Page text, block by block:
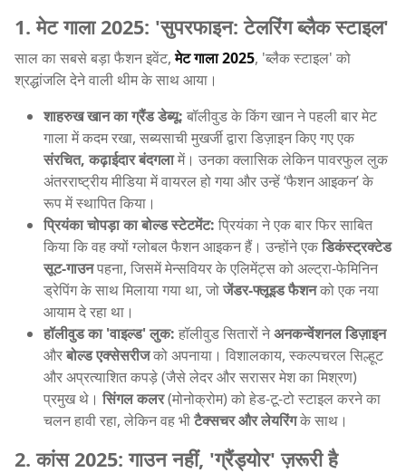
1. मेट गाला 2025: 'सुपरफाइन: टेलरिंग ब्लैक स्टाइल'
साल का सबसे बड़ा फैशन इवेंट,मेट गाला 2025, 'ब्लैक स्टाइल' को
श्रद्धांजलि देने वाली थीम के साथ आया।
शाहरुख खान का ग्रैंड डेब्यू: बॉलीवुड के किंग खान ने पहली बार मेट
गाला में कदम रखा, सब्यसाची मुखर्जी द्वारा डिज़ाइन किए गए एक
संरचित, कढ़ाईदार बंदगलामें। उनका क्लासिक लेकिन पावरफुल लुक
अंतरराष्ट्रीय मीडिया में वायरल हो गया और उन्हें ‘फैशन आइकन’ के
रूप में स्थापित किया।
प्रियंका चोपड़ा का बोल्ड स्टेटमेंट: प्रियंका ने एक बार फिर साबित
किया कि वह क्यों ग्लोबल फैशन आइकन हैं। उन्होंने एकडिकंस्ट्रक्टेड
सूट-गाउनपहना, जिसमें मेन्सवियर के एलिमेंट्स को अल्ट्रा-फेमिनिन
ड्रेपिंग के साथ मिलाया गया था, जोजेंडर-फ्लूइड फैशनको एक नया
आयाम दे रहा था।
हॉलीवुड का 'वाइल्ड' लुक: हॉलीवुड सितारों नेअनकन्वेंशनल डिज़ाइन
औरबोल्ड एक्सेसरीजको अपनाया। विशालकाय, स्कल्पचरल सिल्हूट
और अप्रत्याशित कपड़े (जैसे लेदर और सरासर मेश का मिश्रण)
प्रमुख थे।सिंगल कलर(मोनोक्रोम) को हेड-टू-टो स्टाइल करने का
चलन हावी रहा, लेकिन वह भीटैक्सचर और लेयरिंगके साथ।
2. कांस 2025: गाउन नहीं, 'ग्रैंड्योर' ज़रूरी है